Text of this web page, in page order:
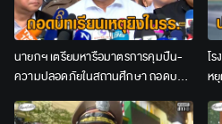
นายกฯ เตรียมหารือมาตรการคุมปืน-
ความปลอดภัยในสถานศึกษา ถอดบท
เรียนเหตุยิงในโรงเรียน
โ
ห